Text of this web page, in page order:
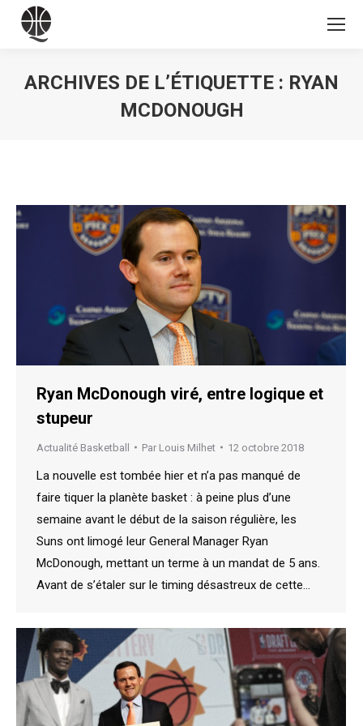
ARCHIVES DE L’ÉTIQUETTE : RYAN
MCDONOUGH
Ryan McDonough viré, entre logique et
stupeur
Actualité Basketball Par Louis Milhet 12 octobre 2018
La nouvelle est tombée hier et n’a pas manqué de
faire tiquer la planète basket : à peine plus d’une
semaine avant le début de la saison régulière, les
Suns ont limogé leur General Manager Ryan
McDonough, mettant un terme à un mandat de 5 ans.
Avant de s’étaler sur le timing désastreux de cette…